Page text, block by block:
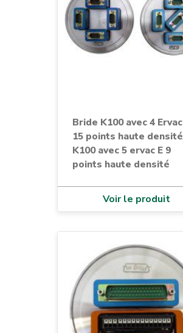
Bride K100 avec 4
15 points haute
K100 avec 5 ervac E 9
points haute densité
Voir le produit